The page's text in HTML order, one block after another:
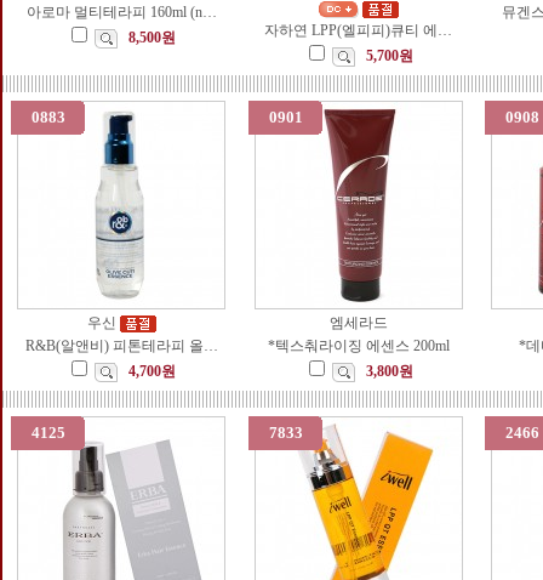
아로마 멀티테라피 160ml (n…
8,500원
자하연 LPP(엘피피)큐티 에…
5,700원
뮤겐
0883
우신
R&B(알앤비) 피톤테라피 올…
4,700원
0901
엠세라드
*텍스춰라이징 에센스 200ml
3,800원
0908
*데
4125 7833 2466